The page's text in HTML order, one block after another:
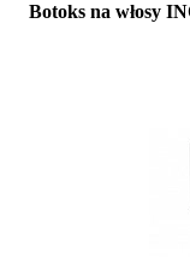
Botoks na włosy